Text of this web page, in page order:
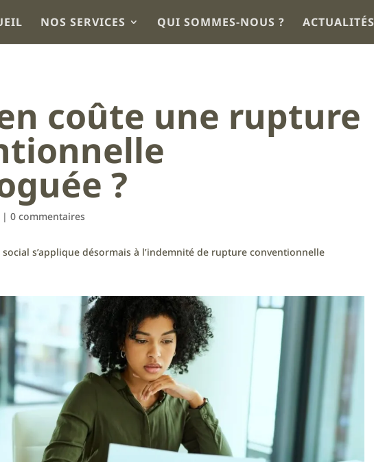
NOS SERVICES QUI SOMMES-NOUS ? ACTUALITÉS
coûte une rupture
?
|0 commentaires
s’applique désormais à l’indemnité de rupture conventionnelle